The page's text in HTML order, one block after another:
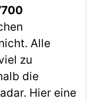
Alle
zu
die
Hier eine